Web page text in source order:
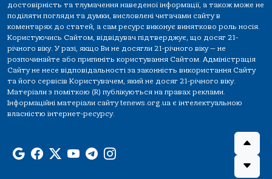
достовірність та тлумачення наведеної інформації, а також може не
поділяти погляди та думки, висловлені читачами сайту в
коментарях до статей, а сам ресурс виконує винятково роль носія.
Користуючись Сайтом, відвідувач підтверджує, що досяг 21-
річного віку. У разі, якщо Ви не досягли 21-річного віку — не
розпочинайте або припиніть користування Сайтом. Адміністрація
Сайту не несе відповідальності за законність використання Сайту
та його сервісів Користувачем, який не досяг 21-річного віку.
Матеріали з поміткою (R) публікуються на правах реклами.
Інформаційні матеріали сайту tenews.org.ua є інтелектуальною
власністю інтернет-ресурсу.